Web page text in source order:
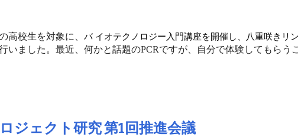
高校生を対象に、バ イオテクノロジー入門講座を開催し、八重咲きリ
いました。最近、何かと話題のPCRですが、自分で体験してもらう
ジェクト研究 第1回推進会議